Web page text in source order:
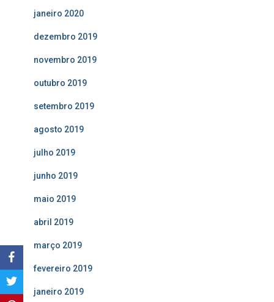
janeiro 2020
dezembro 2019
novembro 2019
outubro 2019
setembro 2019
agosto 2019
julho 2019
junho 2019
maio 2019
abril 2019
março 2019
fevereiro 2019
janeiro 2019